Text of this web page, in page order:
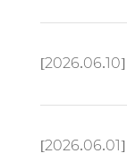
[2026.06.10]
[2026.06.01]